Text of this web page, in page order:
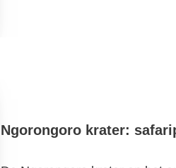
Ngorongoro krater: